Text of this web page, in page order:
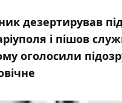
дезертирував
і пішов
оголосили